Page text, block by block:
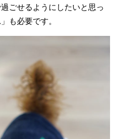
ごせるようにしたいと思っ
も必要です。